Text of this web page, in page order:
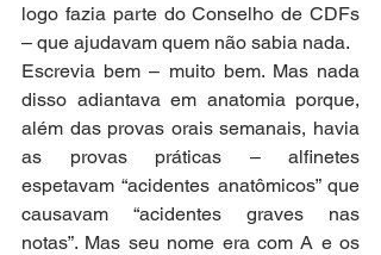
logo fazia parte do Conselho de CDFs
– que ajudavam quem não sabia nada.
Escrevia bem – muito bem. Mas nada
disso adiantava em anatomia porque,
além das provas orais semanais, havia
as provas práticas – alfinetes
espetavam “acidentes anatômicos” que
causavam “acidentes graves nas
notas”. Mas seu nome era com A e os